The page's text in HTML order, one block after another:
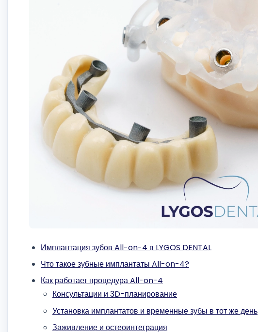
Имплантация зубов All-on-4 в LYGOS DENTAL
Что такое зубные имплантаты All-on-4?
Как работает процедура All-on-4
Консультации и 3D-планирование
Установка имплантатов и временные зубы в тот же день
Заживление и остеоинтеграция